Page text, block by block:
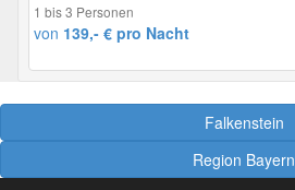
1 bis 3 Personen
von 139,- € pro Nacht
Falkenstein
Region Bayern